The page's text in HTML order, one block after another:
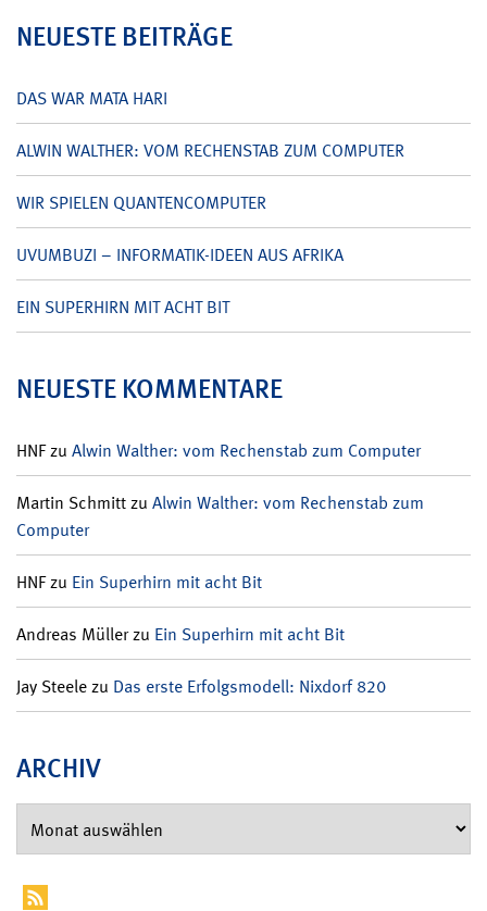
NEUESTE BEITRÄGE
DAS WAR MATA HARI
ALWIN WALTHER: VOM RECHENSTAB ZUM COMPUTER
WIR SPIELEN QUANTENCOMPUTER
UVUMBUZI – INFORMATIK-IDEEN AUS AFRIKA
EIN SUPERHIRN MIT ACHT BIT
NEUESTE KOMMENTARE
HNFzu Alwin Walther: vom Rechenstab zum Computer
Martin Schmittzu Alwin Walther: vom Rechenstab zum
Computer
HNFzu Ein Superhirn mit acht Bit
Andreas Müllerzu Ein Superhirn mit acht Bit
Jay Steelezu Das erste Erfolgsmodell: Nixdorf 820
ARCHIV